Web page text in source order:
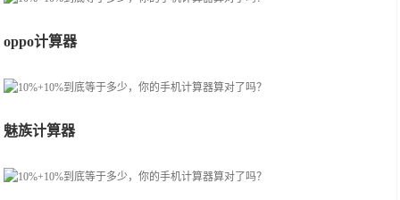
oppo计算器
魅族计算器